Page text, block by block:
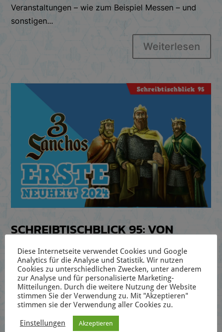
Veranstaltungen – wie zum Beispiel Messen – und
sonstigen...
Weiterlesen
SCHREIBTISCHBLICK 95: VON
SANCHOS, RANGERN UND
PSYCHOANALYTIKERN
28. Jan. 2024| Redaktion,Schreibtischblick |0 Kommentare
In unserem zweiwöchentlich erscheinenden Podcast
Schreibtischblick geben wir euch Einblicke in
Diese Internetseite verwendet Cookies und Google
Analytics für die Analyse und Statistik. Wir nutzen
Cookies zu unterschiedlichen Zwecken, unter anderem
zur Analyse und für personalisierte Marketing-
Mitteilungen. Durch die weitere Nutzung der Website
stimmen Sie der Verwendung zu. Mit "Akzeptieren"
stimmen sie der Verwendung aller Cookies zu.
Einstellungen Akzeptieren